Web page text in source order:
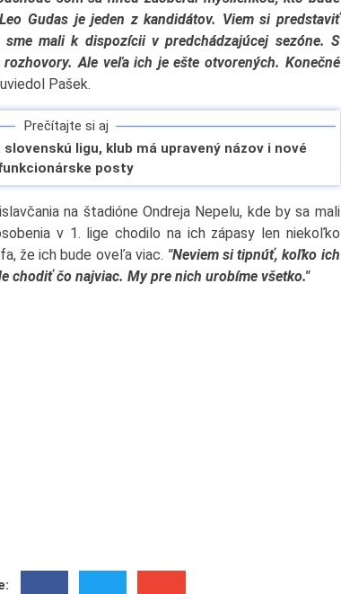
Gudas je jeden z kandidátov. Viem si predstaviť
mali k dispozícii v predchádzajúcej sezóne. S
Ale veľa ich je ešte otvorených. Konečné
Pašek.
Prečítajte si aj
ligu, klub má upravený názov i nové
posty
na štadióne Ondreja Nepelu, kde by sa mali
v 1. lige chodilo na ich zápasy len niekoľko
že ich bude oveľa viac. "Neviem si tipnúť, koľko ich
chodiť čo najviac. My pre nich urobíme všetko."